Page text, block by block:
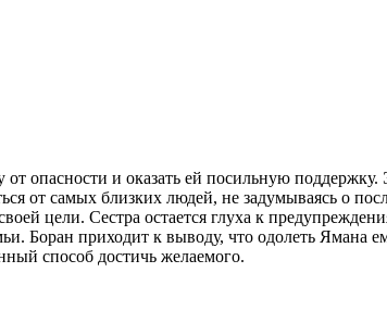
опасности и оказать ей посильную
от самых близких людей, не задумываясь о
цели. Сестра остается глуха к
Боран приходит к выводу, что одолеть Ямана
способ достичь желаемого.